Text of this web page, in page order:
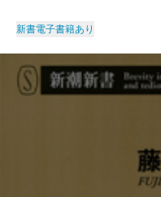
新書電子書籍あり